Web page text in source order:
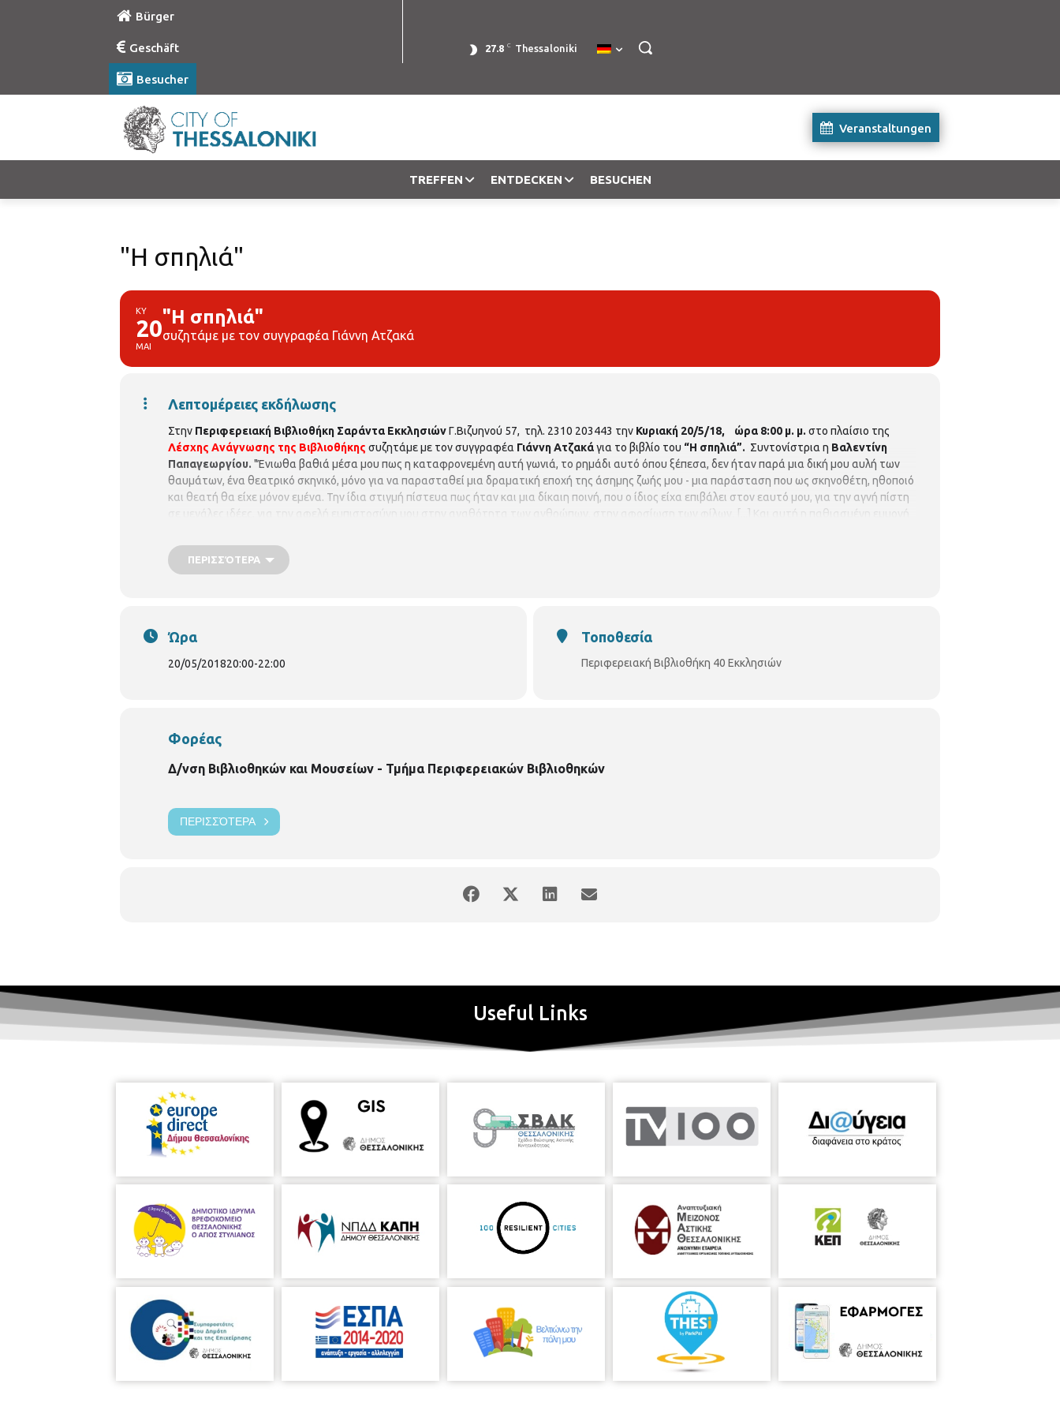
Bürger
Geschäft
Besucher
27.8 C Thessaloniki
Veranstaltungen
TREFFEN ENTDECKEN BESUCHEN
"Η σπηλιά"
ΚΥ
20
ΜΑΙ
"Η σπηλιά"
συζητάμε με τον συγγραφέα Γιάννη Ατζακά
Λεπτομέρειες εκδήλωσης
Στην Περιφερειακή Βιβλιοθήκη Σαράντα ΕκκλησιώνΓ.Βιζυηνού 57, τηλ. 2310 203443 την Κυριακή 20/5/18, ώρα 8:00 μ. μ. στο πλαίσιο της
Λέσχης Ανάγνωσης της Βιβλιοθήκης συζητάμε με τον συγγραφέα Γιάννη Ατζακάγια το βιβλίο του “Η σπηλιά”. Συντονίστρια η Βαλεντίνη
Παπαγεωργίου. "Ένιωθα βαθιά μέσα μου πως η καταφρονεμένη αυτή γωνιά, το ρημάδι αυτό όπου ξέπεσα, δεν ήταν παρά μια δική μου αυλή των
θαυμάτων, ένα θεατρικό σκηνικό, μόνο για να παρασταθεί μια δραματική εποχή της άσημης ζωής μου - μια παράσταση που ως σκηνοθέτη, ηθοποιό
και θεατή θα είχε μόνον εμένα. Την ίδια στιγμή πίστευα πως ήταν και μια δίκαιη ποινή, που ο ίδιος είχα επιβάλει στον εαυτό μου, για την αγνή πίστη
σε μεγάλες ιδέες, για την αφελή εμπιστοσύνη μου στην αγαθότητα των ανθρώπων, στην αφοσίωση των φίλων. [...] Και αυτή η παθιασμένη εμμονή
ένας μυστικός εξαγνισμός. Ήταν η δική μου ασκητική".
ΠΕΡΙΣΣΌΤΕΡΑ
Ώρα
20/05/201820:00-22:00
Τοποθεσία
Περιφερειακή Βιβλιοθήκη 40 Εκκλησιών
Φορέας
Δ/νση Βιβλιοθηκών και Μουσείων - Τμήμα Περιφερειακών Βιβλιοθηκών
ΠΕΡΙΣΣΌΤΕΡΑ
Useful Links